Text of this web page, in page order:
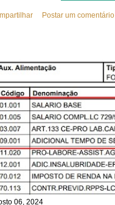
Postar um comentário
06, 2024